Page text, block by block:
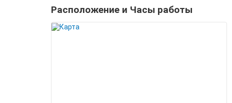
Расположение и Часы работы